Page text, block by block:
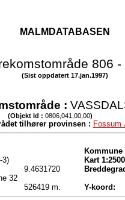
MALMDATABASEN
806 -
(Sist oppdatert 17.jan.1997)
:
(Objekt Id : 0806,041,00,00)
tilhører provinsen : Fossum
Kommune
3)
Kart
9.4631720
32
526419 m.
Y-koord: